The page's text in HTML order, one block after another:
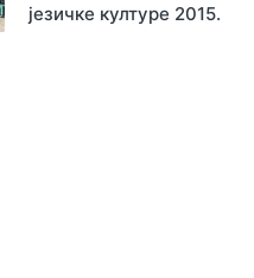
језичке културе 2015.